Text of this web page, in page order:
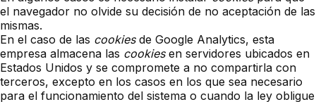
el navegador no olvide su decisión de no aceptación de las
mismas.
En el caso de las cookiesde Google Analytics, esta
empresa almacena las cookiesen servidores ubicados en
Estados Unidos y se compromete a no compartirla con
terceros, excepto en los casos en los que sea necesario
para el funcionamiento del sistema o cuando la ley obligue